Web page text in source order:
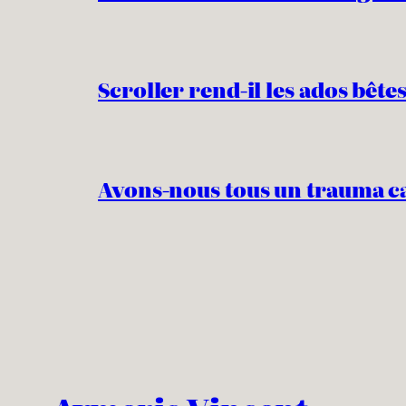
Scroller rend-il les ados
Avons-nous tous un trauma